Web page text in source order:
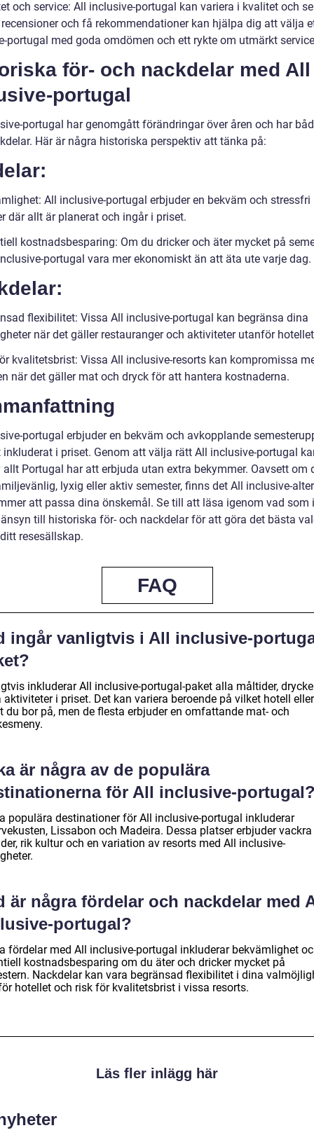
och service: All inclusive-portugal kan variera i kvalitet och
och få rekommendationer kan hjälpa dig att välja
portugal med goda omdömen och ett rykte om utmärkt
för- och nackdelar med All
portugal
portugal har genomgått förändringar över åren och har
Här är några historiska perspektiv att tänka på:
All inclusive-portugal erbjuder en bekväm och stressfri
där allt är planerat och ingår i priset.
kostnadsbesparing: Om du dricker och äter mycket på
portugal vara mer ekonomiskt än att äta ute varje dag.
flexibilitet: Vissa All inclusive-portugal kan begränsa dina
när det gäller restauranger och aktiviteter utanför
kvalitetsbrist: Vissa All inclusive-resorts kan kompromissa
när det gäller mat och dryck för att hantera kostnaderna.
portugal erbjuder en bekväm och avkopplande
inkluderat i priset. Genom att välja rätt All inclusive-portugal
Portugal har att erbjuda utan extra bekymmer. Oavsett om
lyxig eller aktiv semester, finns det All inclusive-
att passa dina önskemål. Se till att läsa igenom vad som
till historiska för- och nackdelar för att göra det bästa
resesällskap.
FAQ
ingår vanligtvis i All inclusive-
inkluderar All inclusive-portugal-paket alla måltider,
aktiviteter i priset. Det kan variera beroende på vilket hotell eller
du bor på, men de flesta erbjuder en omfattande mat- och
är några av de populära
för All inclusive-
populära destinationer för All inclusive-portugal inkluderar
Lissabon och Madeira. Dessa platser erbjuder vackra
rik kultur och en variation av resorts med All inclusive-
är några fördelar och nackdelar med
portugal?
fördelar med All inclusive-portugal inkluderar bekvämlighet
kostnadsbesparing om du äter och dricker mycket på
Nackdelar kan vara begränsad flexibilitet i dina
hotellet och risk för kvalitetsbrist i vissa resorts.
Läs fler inlägg här